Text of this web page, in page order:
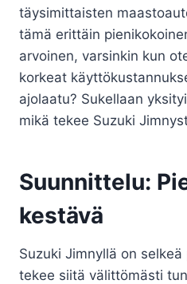
täysimittaisten
tämä erittäin
arvoinen, varsinkin kun
korkeat
ajolaatu? Sukellaan
mikä tekee Suzuki
Suunnittelu:
kestävä
Suzuki Jimnyllä on
tekee siitä välittömästi